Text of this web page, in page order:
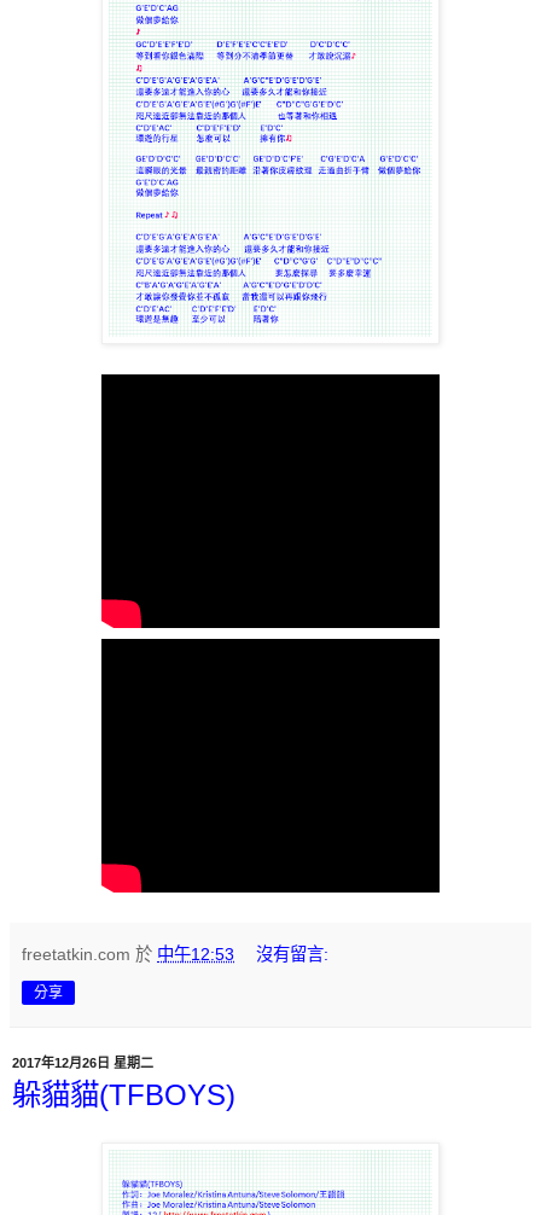
freetatkin.com 於 中午12:53 沒有留言:
分享
2017年12月26日 星期二
躲貓貓(TFBOYS)